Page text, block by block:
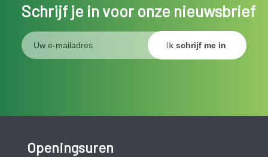
Schrijf je in voor onze nieuwsbrief
Openingsuren